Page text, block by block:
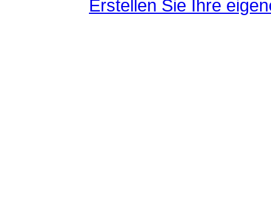
Erstellen Sie Ihre